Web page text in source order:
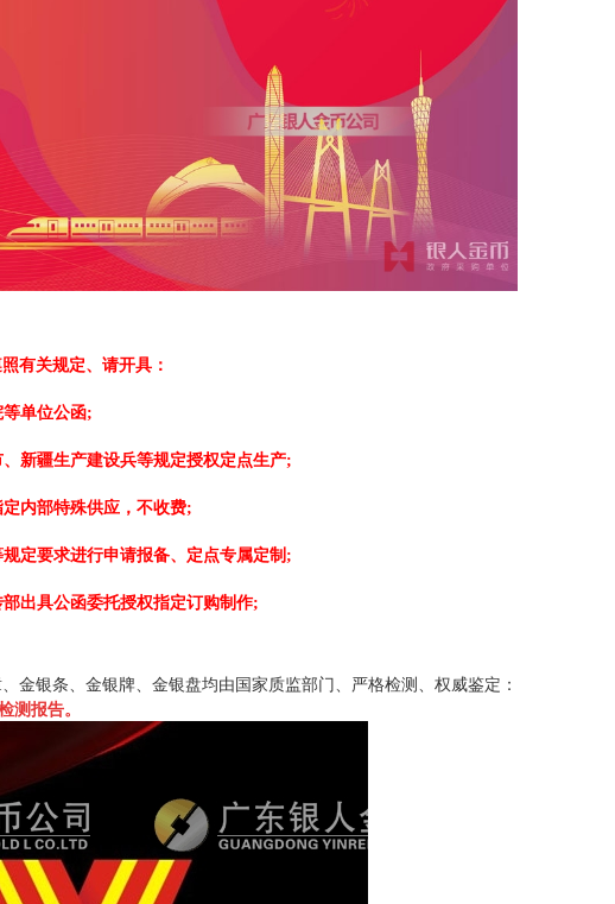
有关规定、请开具：
单位公函;
新疆生产建设兵等规定授权定点生产;
内部特殊供应，不收费;
定要求进行申请报备、定点专属定制;
出具公函委托授权指定订购制作;
金银条、金银牌、金银盘均由国家质监部门、严格检测、权威鉴定：
测报告。